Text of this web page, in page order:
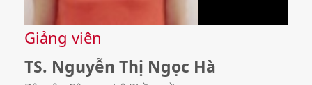
Giảng viên
TS. Nguyễn Thị Ngọc Hà